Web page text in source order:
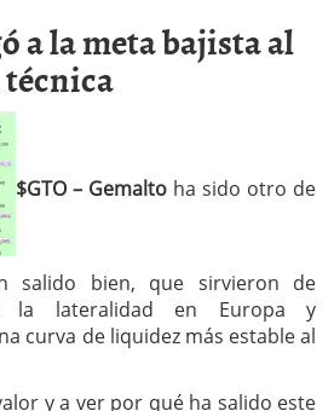
a la meta bajista al
$GTO – Gemalto ha sido otro de
salido bien, que sirvieron de
la lateralidad en Europa y
curva de liquidez más estable al
y a ver por qué ha salido este